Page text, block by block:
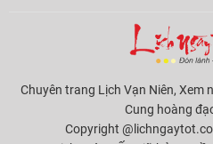
Chuyên trang Lịch Vạn Niên, Xem
Cung hoàng
Copyright